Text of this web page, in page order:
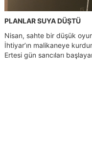
PLANLAR SUYA DÜŞTÜ
Nisan, sahte bir düşük
İhtiyar’ın malikaneye
Ertesi gün sancıları